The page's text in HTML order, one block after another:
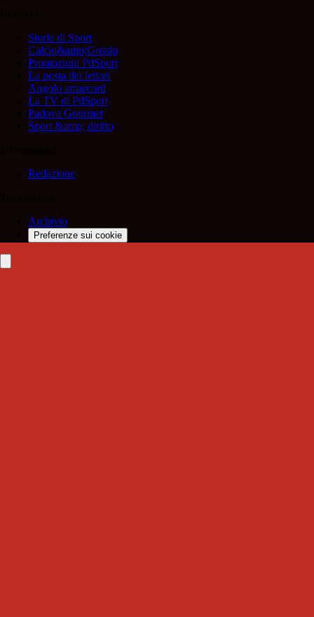
Storie di Sport
Calcio&amp;Gossip
Promozioni PdSport
La posta dei lettori
Angolo amarcord
La TV di PdSport
Padova Gourmet
Sport &amp; diritto
Redazione
Archivio
Preferenze sui cookie